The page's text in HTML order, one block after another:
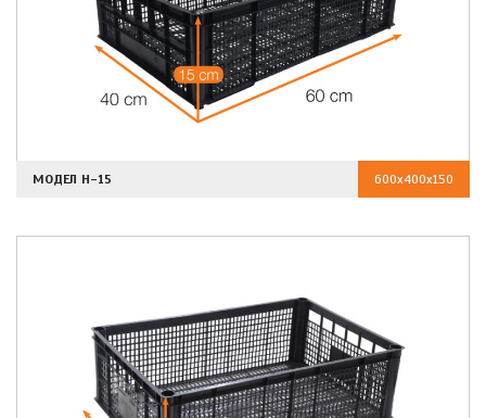
МОДЕЛ H-15 600x400x150